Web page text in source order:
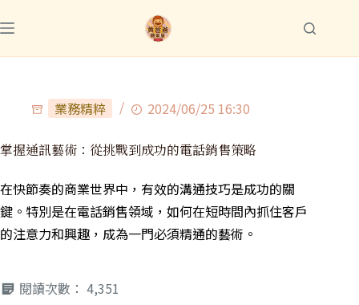
業務精粹 2024/06/25 16:30
掌握通訊藝術：從挑戰到成功的電話銷售策略
在快節奏的商業世界中，有效的溝通技巧是成功的關
鍵。特別是在電話銷售領域，如何在短時間內抓住客戶
的注意力和興趣，成為一門必須精通的藝術。
閱讀次數： 4,351